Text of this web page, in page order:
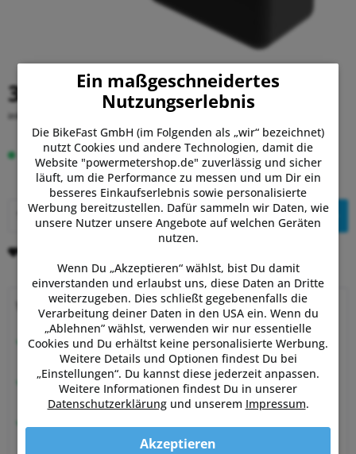
39,99 €
inkl. MwSt.
Auf Lager.Lieferung Fr, 07.08. - Mo, 10.08.
In den Warenkorb
Warum Powermetershop?
Beratung vom Experten
von Sportlern für Sportler
Hervorragende Kundenzufriedenheit
99,6% zufriedene Kunden bei Shopauskunft.de
entspannt shoppen
Ein maßgeschneidertes
Nutzungserlebnis
Die BikeFast GmbH (im Folgenden als „wir“ bezeichnet)
nutzt Cookies und andere Technologien, damit die
Website "powermetershop.de" zuverlässig und sicher
läuft, um die Performance zu messen und um Dir ein
besseres Einkaufserlebnis sowie personalisierte
Werbung bereitzustellen. Dafür sammeln wir Daten, wie
unsere Nutzer unsere Angebote auf welchen Geräten
nutzen.
Wenn Du „Akzeptieren“ wählst, bist Du damit
einverstanden und erlaubst uns, diese Daten an Dritte
weiterzugeben. Dies schließt gegebenenfalls die
Verarbeitung deiner Daten in den USA ein. Wenn du
„Ablehnen” wählst, verwenden wir nur essentielle
Cookies und Du erhältst keine personalisierte Werbung.
Weitere Details und Optionen findest Du bei
„Einstellungen“. Du kannst diese jederzeit anpassen.
Weitere Informationen findest Du in unserer
Datenschutzerklärungund unserem Impressum.
Akzeptieren